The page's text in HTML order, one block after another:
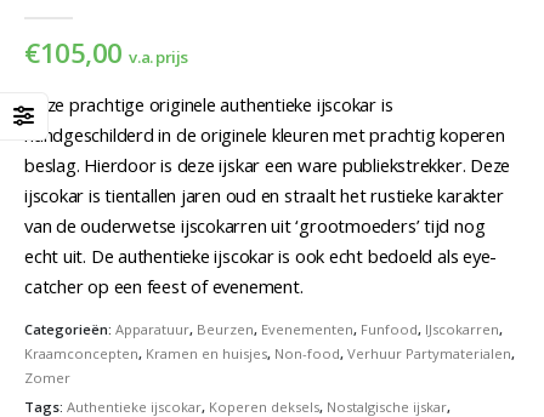
€105,00 v.a. prijs
Deze prachtige originele authentieke ijscokar is
handgeschilderd in de originele kleuren met prachtig koperen
beslag. Hierdoor is deze ijskar een ware publiekstrekker. Deze
ijscokar is tientallen jaren oud en straalt het rustieke karakter
van de ouderwetse ijscokarren uit ‘grootmoeders’ tijd nog
echt uit. De authentieke ijscokar is ook echt bedoeld als eye-
catcher op een feest of evenement.
Categorieën: Apparatuur, Beurzen, Evenementen, Funfood, IJscokarren,
Kraamconcepten, Kramen en huisjes, Non-food, Verhuur Partymaterialen,
Zomer
Tags: Authentieke ijscokar, Koperen deksels, Nostalgische ijskar,